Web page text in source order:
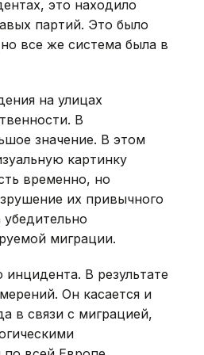
это находило
партий. Это было
все же система была в
на улицах
В
значение. В этом
картинку
временно, но
их привычного
миграции.
В результате
Он касается и
в связи с миграцией,